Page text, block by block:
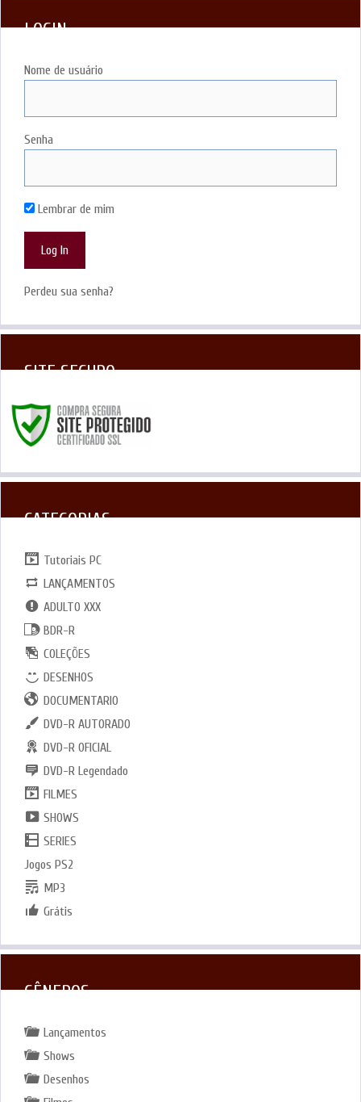
LOGIN
Nome de usuário
Senha
Lembrar de mim
Perdeu sua senha?
SITE SEGURO
CATEGORIAS
Tutoriais PC
LANÇAMENTOS
ADULTO XXX
BDR-R
COLEÇÕES
DESENHOS
DOCUMENTARIO
DVD-R AUTORADO
DVD-R OFICIAL
DVD-R Legendado
FILMES
SHOWS
SERIES
Jogos PS2
MP3
Grátis
GÊNEROS
Lançamentos
Shows
Desenhos